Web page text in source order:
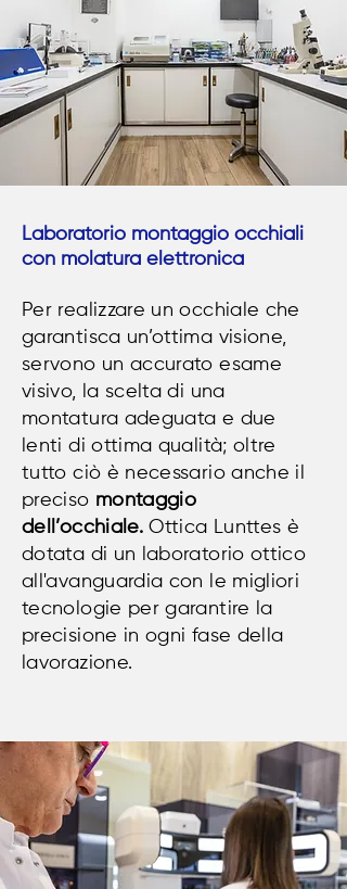
Laboratorio montaggio occhiali
con molatura elettronica
Per realizzare un occhiale che
garantisca un’ottima visione,
servono un accurato esame
visivo, la scelta di una
montatura adeguata e due
lenti di ottima qualità; oltre
tutto ciò è necessario anche il
preciso montaggio
dell’occhiale. Ottica Lunttes è
dotata di un laboratorio ottico
all'avanguardia con le migliori
tecnologie per garantire la
precisione in ogni fase della
lavorazione.